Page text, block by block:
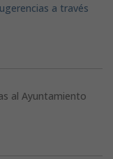
a través
al Ayuntamiento